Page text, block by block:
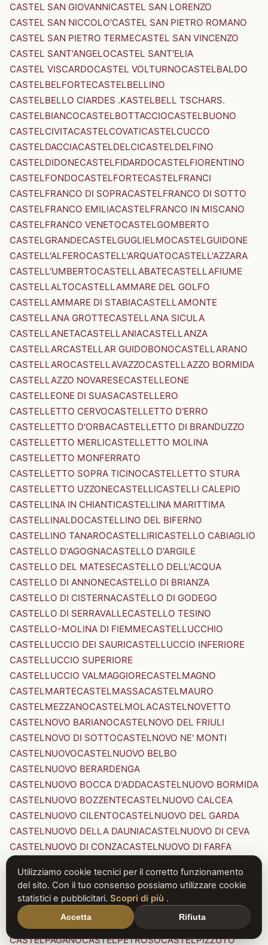
CASTEL SAN GIOVANNICASTEL SAN LORENZO
CASTEL SAN NICCOLO'CASTEL SAN PIETRO ROMANO
CASTEL SAN PIETRO TERMECASTEL SAN VINCENZO
CASTEL SANT'ANGELOCASTEL SANT'ELIA
CASTEL VISCARDOCASTEL VOLTURNOCASTELBALDO
CASTELBELFORTECASTELBELLINO
CASTELBELLO CIARDES .KASTELBELL TSCHARS.
CASTELBIANCOCASTELBOTTACCIOCASTELBUONO
CASTELCIVITACASTELCOVATICASTELCUCCO
CASTELDACCIACASTELDELCICASTELDELFINO
CASTELDIDONECASTELFIDARDOCASTELFIORENTINO
CASTELFONDOCASTELFORTECASTELFRANCI
CASTELFRANCO DI SOPRACASTELFRANCO DI SOTTO
CASTELFRANCO EMILIACASTELFRANCO IN MISCANO
CASTELFRANCO VENETOCASTELGOMBERTO
CASTELGRANDECASTELGUGLIELMOCASTELGUIDONE
CASTELL'ALFEROCASTELL'ARQUATOCASTELL'AZZARA
CASTELL'UMBERTOCASTELLABATECASTELLAFIUME
CASTELLALTOCASTELLAMMARE DEL GOLFO
CASTELLAMMARE DI STABIACASTELLAMONTE
CASTELLANA GROTTECASTELLANA SICULA
CASTELLANETACASTELLANIACASTELLANZA
CASTELLARCASTELLAR GUIDOBONOCASTELLARANO
CASTELLAROCASTELLAVAZZOCASTELLAZZO BORMIDA
CASTELLAZZO NOVARESECASTELLEONE
CASTELLEONE DI SUASACASTELLERO
CASTELLETTO CERVOCASTELLETTO D'ERRO
CASTELLETTO D'ORBACASTELLETTO DI BRANDUZZO
CASTELLETTO MERLICASTELLETTO MOLINA
CASTELLETTO MONFERRATO
CASTELLETTO SOPRA TICINOCASTELLETTO STURA
CASTELLETTO UZZONECASTELLICASTELLI CALEPIO
CASTELLINA IN CHIANTICASTELLINA MARITTIMA
CASTELLINALDOCASTELLINO DEL BIFERNO
CASTELLINO TANAROCASTELLIRICASTELLO CABIAGLIO
CASTELLO D'AGOGNACASTELLO D'ARGILE
CASTELLO DEL MATESECASTELLO DELL'ACQUA
CASTELLO DI ANNONECASTELLO DI BRIANZA
CASTELLO DI CISTERNACASTELLO DI GODEGO
CASTELLO DI SERRAVALLECASTELLO TESINO
CASTELLO-MOLINA DI FIEMMECASTELLUCCHIO
CASTELLUCCIO DEI SAURICASTELLUCCIO INFERIORE
CASTELLUCCIO SUPERIORE
CASTELLUCCIO VALMAGGIORECASTELMAGNO
CASTELMARTECASTELMASSACASTELMAURO
CASTELMEZZANOCASTELMOLACASTELNOVETTO
CASTELNOVO BARIANOCASTELNOVO DEL FRIULI
CASTELNOVO DI SOTTOCASTELNOVO NE' MONTI
CASTELNUOVOCASTELNUOVO BELBO
CASTELNUOVO BERARDENGA
CASTELNUOVO BOCCA D'ADDACASTELNUOVO BORMIDA
CASTELNUOVO BOZZENTECASTELNUOVO CALCEA
CASTELNUOVO CILENTOCASTELNUOVO DEL GARDA
CASTELNUOVO DELLA DAUNIACASTELNUOVO DI CEVA
CASTELNUOVO DI CONZACASTELNUOVO DI FARFA
CASTELNUOVO DI PORTO CASTELNUOVO DON BOSCO
CASTELNUOVO MAGRACASTELNUOVO NIGRA
CASTELNUOVO PARANOCASTELNUOVO RANGONE
CASTELNUOVO SCRIVIA
CASTELNUOVO VAL DI CECINA
CASTELPAGANOCASTELPETROSOCASTELPIZZUTO
Utilizziamo cookie tecnici per il corretto funzionamento
del sito. Con il tuo consenso possiamo utilizzare cookie
statistici e pubblicitari. Scopri di più .
Accetta Rifiuta